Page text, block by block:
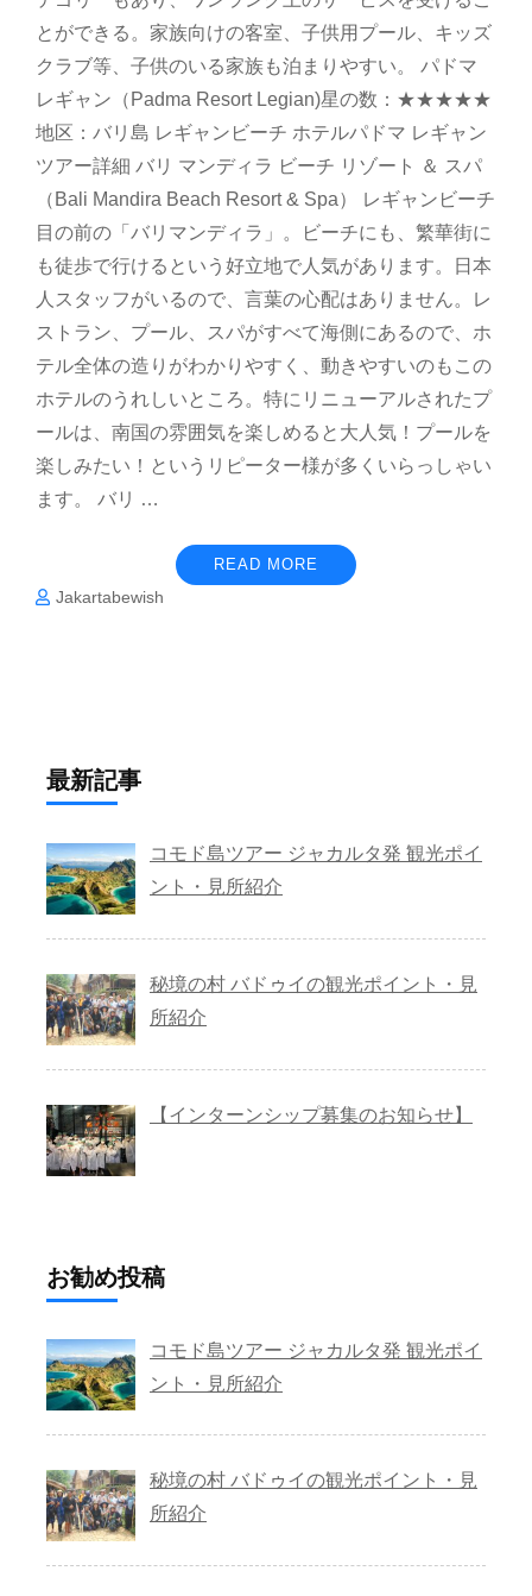
とができる。家族向けの客室、子供用プール、キッズ
クラブ等、子供のいる家族も泊まりやすい。 パドマ
レギャン（Padma Resort Legian)星の数：★★★★★
地区：バリ島 レギャンビーチ ホテルパドマ レギャン
ツアー詳細 バリ マンディラ ビーチ リゾート ＆ スパ
（Bali Mandira Beach Resort & Spa） レギャンビーチ
目の前の「バリマンディラ」。ビーチにも、繁華街に
も徒歩で行けるという好立地で人気があります。日本
人スタッフがいるので、言葉の心配はありません。レ
ストラン、プール、スパがすべて海側にあるので、ホ
テル全体の造りがわかりやすく、動きやすいのもこの
ホテルのうれしいところ。特にリニューアルされたプ
ールは、南国の雰囲気を楽しめると大人気！プールを
楽しみたい！というリピーター様が多くいらっしゃい
ます。 バリ …
READ MORE
Jakartabewish
最新記事
コモド島ツアー ジャカルタ発 観光ポイ
ント・見所紹介
秘境の村 バドゥイの観光ポイント・見
所紹介
【インターンシップ募集のお知らせ】
お勧め投稿
コモド島ツアー ジャカルタ発 観光ポイ
ント・見所紹介
秘境の村 バドゥイの観光ポイント・見
所紹介